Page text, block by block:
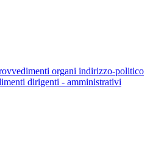
organi indirizzo-politico
dirigenti - amministrativi